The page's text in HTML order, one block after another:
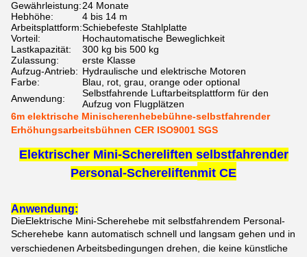
Gewährleistung:24 Monate
Hebhöhe:
4 bis 14 m
Arbeitsplattform:Schiebefeste Stahlplatte
Vorteil:
Hochautomatische Beweglichkeit
Lastkapazität:
300 kg bis 500 kg
Zulassung:
erste Klasse
Aufzug-Antrieb: Hydraulische und elektrische Motoren
Farbe:
Blau, rot, grau, orange oder optional
Anwendung:
Selbstfahrende Luftarbeitsplattform für den
Aufzug von Flugplätzen
6m elektrische Minischerenhebebühne-selbstfahrender
Erhöhungsarbeitsbühnen CER ISO9001 SGS
Elektrischer Mini-Schereliften selbstfahrender
Personal-Schereliftenmit CE
Anwendung:
DieElektrische Mini-Scherehebe mit selbstfahrendem Personal-
Scherehebe kann automatisch schnell und langsam gehen und in
verschiedenen Arbeitsbedingungen drehen, die keine künstliche